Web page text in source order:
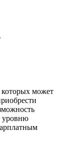
которых может
уровню